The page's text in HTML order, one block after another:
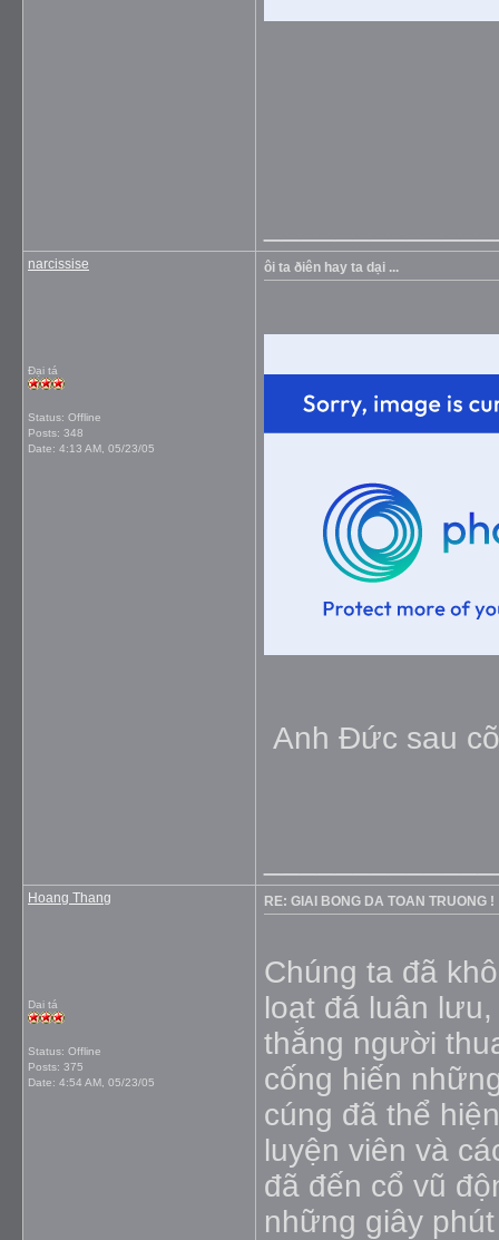
narcissise
Đại tá
Status: Offline
Posts: 348
Date: 4:13 AM, 05/23/05
ôi ta ðiên hay ta dại ...
Anh Ðức sau
Hoang Thang
Dai tá
Status: Offline
Posts: 375
Date: 4:54 AM, 05/23/05
RE: GIAI BONG DA TOAN TRUONG !
Chúng ta đã
loạt đá luân
thắng người
cống hiến
cúng đã thể
luyện viên và
đã đến cổ vũ
những giây